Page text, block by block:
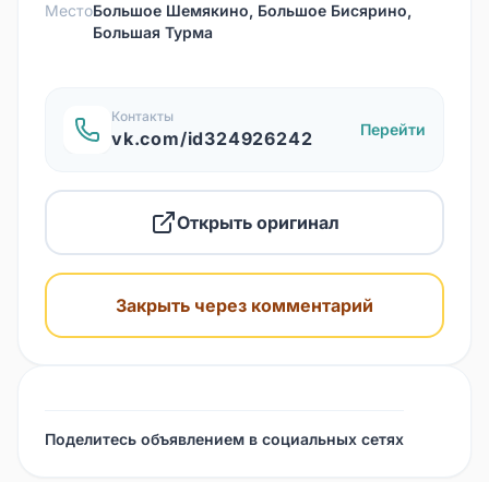
МестоБольшое Шемякино, Большое Бисярино,
Большая Турма
Контакты
vk.com/id324926242 Перейти
Открыть оригинал
Закрыть через комментарий
Поделитесь объявлением в социальных сетях